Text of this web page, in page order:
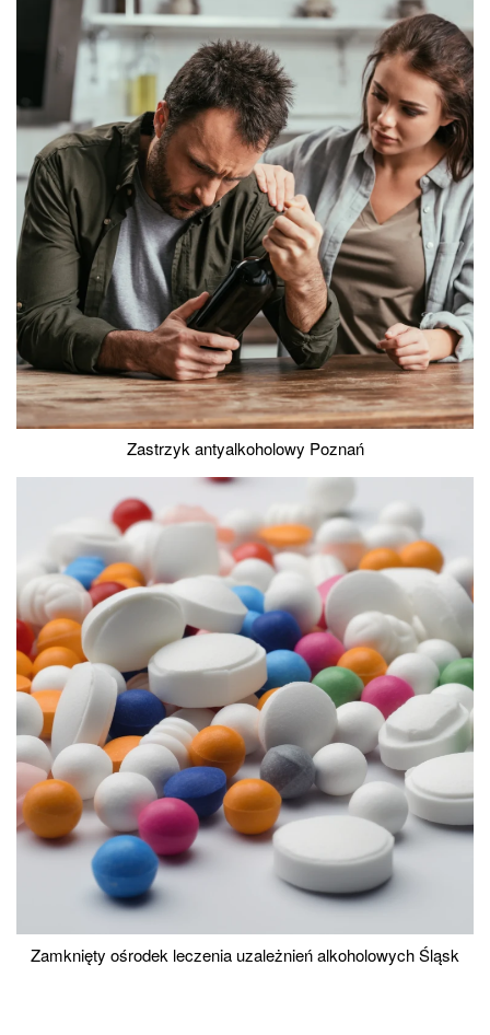
Zastrzyk antyalkoholowy Poznań
Zamknięty ośrodek leczenia uzależnień alkoholowych Śląsk